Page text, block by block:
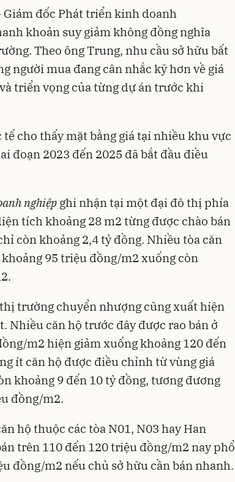
Giám đốc Phát triển kinh doanh
khoản suy giảm không đồng nghĩa
Theo ông Trung, nhu cầu sở hữu bất
người mua đang cân nhắc kỹ hơn về giá
triển vọng của từng dự án trước khi
cho thấy mặt bằng giá tại nhiều khu vực
đoạn 2023 đến 2025 đã bắt đầu điều
nghiệp ghi nhận tại một đại đô thị phía
tích khoảng 28 m2 từng được chào bán
còn khoảng 2,4 tỷ đồng. Nhiều tòa căn
95 triệu đồng/m2 xuống còn
trường chuyển nhượng cũng xuất hiện
Nhiều căn hộ trước đây được rao bán ở
m2 hiện giảm xuống khoảng 120 đến
ít căn hộ được điều chỉnh từ vùng giá
khoảng 9 đến 10 tỷ đồng, tương đương
đồng/m2.
hộ thuộc các tòa N01, N03 hay Han
trên 110 đến 120 triệu đồng/m2 nay phổ
đồng/m2 nếu chủ sở hữu cần bán nhanh.